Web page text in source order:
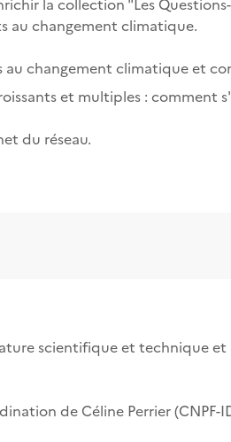
au changement climatique.
au changement climatique et
et multiples : comment
du réseau.
scientifique et technique et
de Céline Perrier